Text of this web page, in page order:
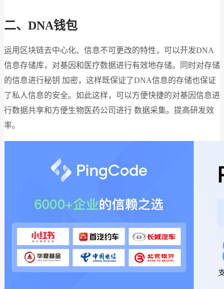
二、DNA钱包
运用区块链去中心化、信息不可更改的特性，可以开发DNA
信息存储库，对基因和医疗数据进行有效地存储。同时对存储
的信息进行秘钥 加密，这样既保证了DNA信息的存储也保证
了私人信息的安全。如此这样，可以方便快捷的对基因信息进
行数据共享和方便生物医药公司进行 数据采集。提高研发效
率。